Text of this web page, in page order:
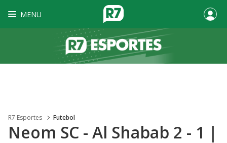
MENU
R7 Esportes Futebol
Neom SC - Al Shabab 2 - 1 |